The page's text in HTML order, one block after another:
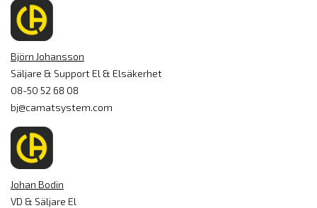
Björn Johansson
Säljare & Support El & Elsäkerhet
08-50 52 68 08
bj@camatsystem.com
Johan Bodin
VD & Säljare El